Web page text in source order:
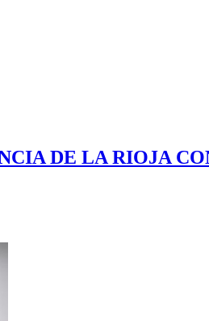
DE LA RIOJA